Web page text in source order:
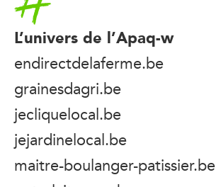
L’univers de l’Apaq-w
endirectdelaferme.be
grainesdagri.be
jecliquelocal.be
jejardinelocal.be
maitre-boulanger-patissier.be